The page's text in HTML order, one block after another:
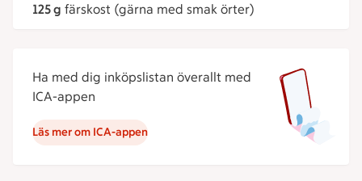
125 g färskost (gärna med smak örter)
Ha med dig inköpslistan överallt med
ICA-appen
Läs mer om ICA-appen